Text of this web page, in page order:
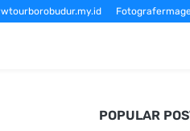
POPULAR